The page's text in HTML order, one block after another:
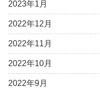
2023年1月
2022年12月
2022年11月
2022年10月
2022年9月